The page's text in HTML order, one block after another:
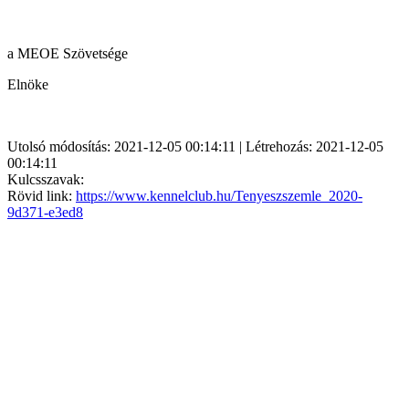
a MEOE Szövetsége
Elnöke
Utolsó módosítás: 2021-12-05 00:14:11 | Létrehozás: 2021-12-05
00:14:11
Kulcsszavak:
Rövid link: https://www.kennelclub.hu/Tenyeszszemle_2020-
9d371-e3ed8